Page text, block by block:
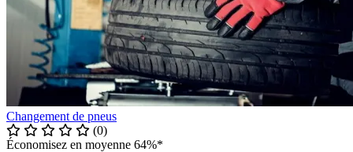
Changement de pneus
(0)
Économisez en moyenne 64%*